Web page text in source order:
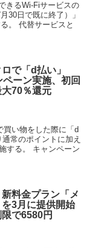
きるWi-Fiサービスの
30日で既に終了）」
。 代替サービスと
で「d払い」
ーン実施、初回
70％還元
買い物をした際に「d
常のポイントに加え
する。 キャンペーン
料金プラン「メ
3月に提供開始
で6580円